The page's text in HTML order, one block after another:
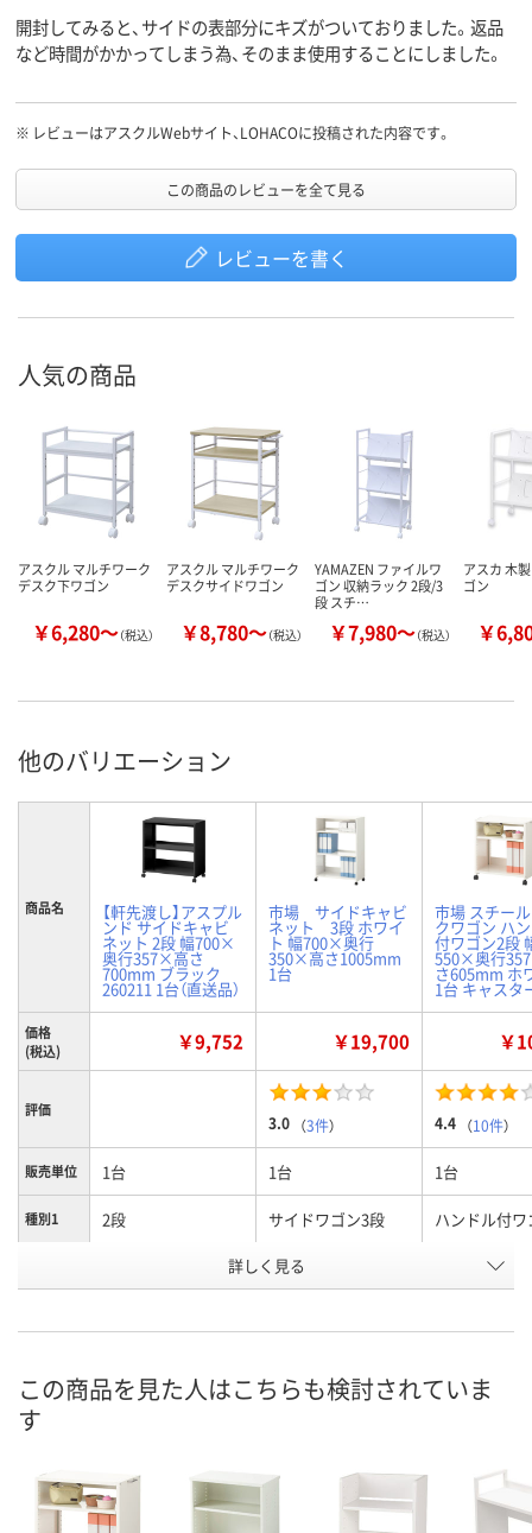
開封してみると、サイドの表部分にキズがついておりました。返品
など時間がかかってしまう為、そのまま使用することにしました。
※ レビューはアスクルWebサイト、LOHACOに投稿された内容です。
この商品のレビューを全て見る
レビューを書く
人気の商品
アスクル マルチワーク
デスク下ワゴン
￥6,280～（税込）
アスクル マルチワーク
デスクサイドワゴン
￥8,780～（税込）
YAMAZEN ファイルワ
ゴン 収納ラック 2段/3
段 スチ…
￥7,980～（税込）
アスカ 木
ゴン
￥
他のバリエーション
商品名 【軒先渡し】アスプル
ンド サイドキャビ
ネット 2段 幅700×
奥行357×高さ
700mm ブラック
260211 1台（直送品）
市場 サイドキャビ
ネット 3段 ホワイ
ト 幅700×奥行
350×高さ1005mm
1台
市場 スチー
クワゴン ハ
付ワゴン2段
550×奥行
さ605mm ホ
1台 キャスタ
価格
(税込)
￥9,752 ￥19,700 ￥
評価
3.0 （3件） 4.4 （10件）
販売単位 1台 1台 1台
種別1 2段 サイドワゴン3段 ハンドル付ワ
3440880 3441018
お届け日 8月8日（土）
ついてご連絡
お取り扱い終了しま
した
数量
詳しく見る
この商品を見た人はこちらも検討されていま
す